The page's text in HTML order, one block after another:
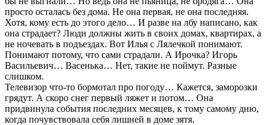
просто осталась без дома. Не она первая, не она последняя.
Хотя, кому есть до этого дело… И разве на лбу написано, как
она страдает? Люди должны жить в своих домах, квартирах, а
не ночевать в подъездах. Вот Илья с Лялечкой понимают.
Понимают потому, что сами страдали. А Ирочка? Игорь
Васильевич… Васенька… Нет, такие не поймут. Разные
слишком.
Телевизор что-то бормотал про погоду… Кажется, заморозки
грядут. А скоро снег первый ляжет и потом… Она
придвинула события последних месяцев, к тому самому дню,
когда почувствовала себя лишней в доме зятя.